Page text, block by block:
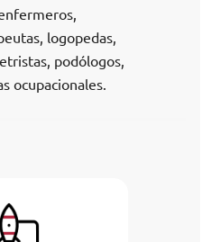
logopedas,
podólogos,
ocupacionales.